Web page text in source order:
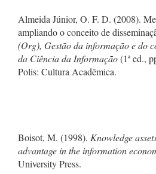
Almeida Júnior, O. F. D. (2008).
ampliando o conceito de
(Org), Gestão da informação e do
da Ciência da Informação(1ª ed.,
Polis: Cultura Acadêmica.
Boisot, M. (1998). Knowledge
advantage in the information
University Press.